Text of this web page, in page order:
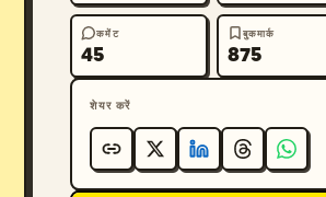
कमेंट
45
बुकमार्क
875
शेयर करें